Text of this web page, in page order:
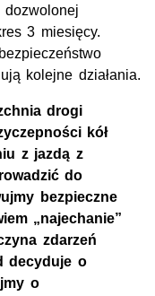
dozwolonej
3 miesięcy.
kolejne działania.
drogi
kół
z jazdą z
do
bezpieczne
„najechanie”
zdarzeń
decyduje o
o